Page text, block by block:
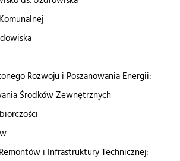
Rozwoju i Poszanowania Energii:
Środków Zewnętrznych
i Infrastruktury Technicznej: